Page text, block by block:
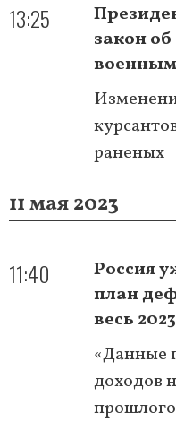
13:25
закон
военным
раненых
11 мая 2023
11:40
Россия
план
весь
«Данные
доходов